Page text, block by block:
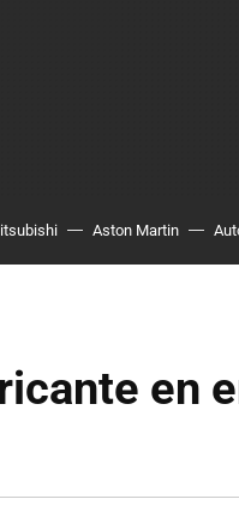
Aston Martin
en